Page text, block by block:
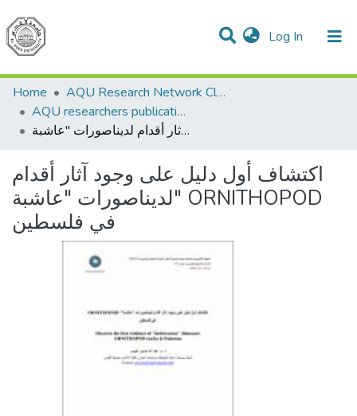
Log In (current)
Communities & Collections
All of DSpace
Home
AQU Research Network Clusters
AQU researchers publications
اكتشاف أول دليل على وجود آثار أقدام لديناصورات "عاشبة" ORNITHOPOD في فلسطين
اكتشاف أول دليل على وجود آثار أقدام
لديناصورات "عاشبة" ORNITHOPOD
في فلسطين